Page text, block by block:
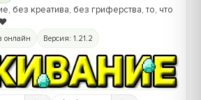
без креатива, без гриферства, то, что
онлайн Версия: 1.21.2